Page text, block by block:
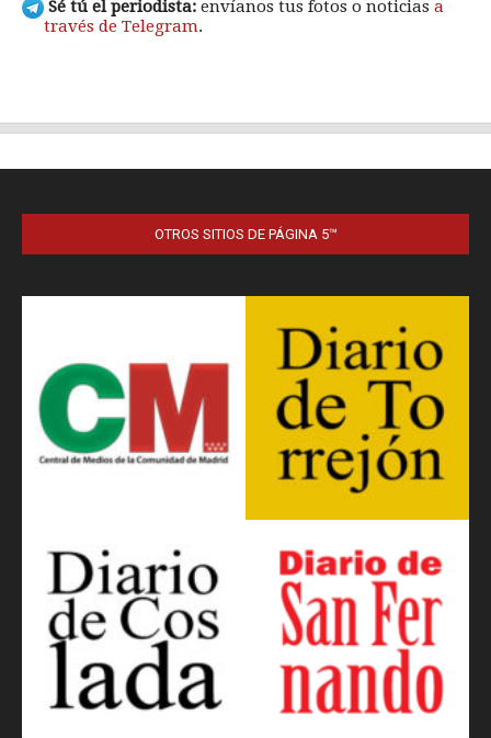
OTROS SITIOS DE PÁGINA 5™